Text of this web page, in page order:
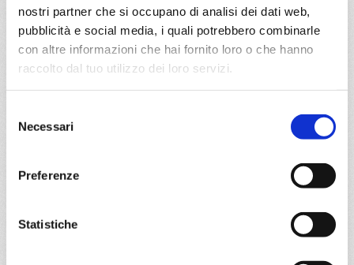
nostri partner che si occupano di analisi dei dati web,
pubblicità e social media, i quali potrebbero combinarle
con altre informazioni che hai fornito loro o che hanno
raccolto dal tuo utilizzo dei loro servizi.
delNecessari
Preferenze
Statistiche
€ 600
DETTAGLI
Pireo, Katakolon, Cefalonia-argostoli, Corfu, Bari, Pireo